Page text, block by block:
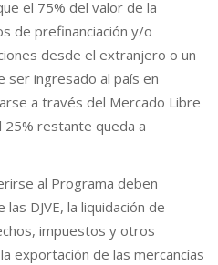
el 75% del valor de la
de prefinanciación y/o
desde el extranjero o un
ser ingresado al país en
a través del Mercado Libre
25% restante queda a
al Programa deben
DJVE, la liquidación de
impuestos y otros
exportación de las mercancías